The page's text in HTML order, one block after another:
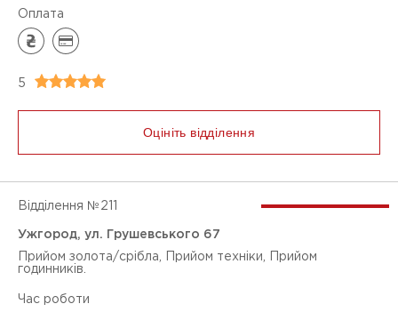
Оплата карткою
Оплата
5
Оцініть відділення
Відділення № 211
Ужгород, ул. Грушевського 67
Прийом золота/срібла, Прийом техніки, Прийом
годинників.
Час роботи